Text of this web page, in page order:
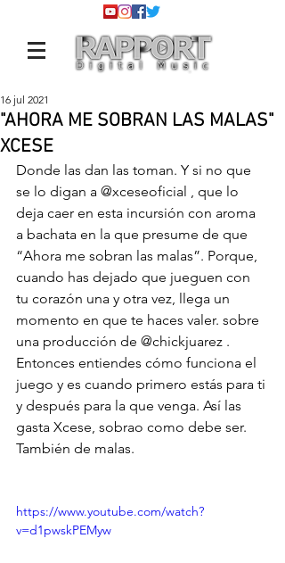
"AHORA ME SOBRAN LAS MALAS"
XCESE
16 jul 2021
Donde las dan las toman. Y si no que
se lo digan a @xceseoficial , que lo
deja caer en esta incursión con aroma
a bachata en la que presume de que
“Ahora me sobran las malas”. Porque,
cuando has dejado que jueguen con
tu corazón una y otra vez, llega un
momento en que te haces valer. sobre
una producción de @chickjuarez .
Entonces entiendes cómo funciona el
juego y es cuando primero estás para ti
y después para la que venga. Así las
gasta Xcese, sobrao como debe ser.
También de malas.
https://www.youtube.com/watch?
v=d1pwskPEMyw